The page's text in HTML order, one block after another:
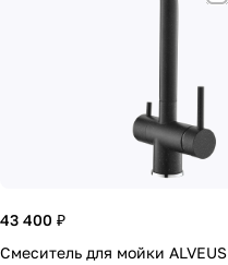
43 400 ₽
Смеситель для мойки ALVEUS